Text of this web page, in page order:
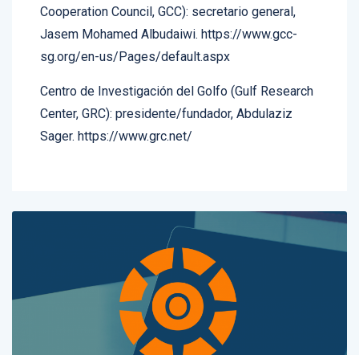
Cooperation Council, GCC): secretario general,
Jasem Mohamed Albudaiwi. https://www.gcc-
sg.org/en-us/Pages/default.aspx
Centro de Investigación del Golfo (Gulf Research
Center, GRC): presidente/fundador, Abdulaziz
Sager. https://www.grc.net/